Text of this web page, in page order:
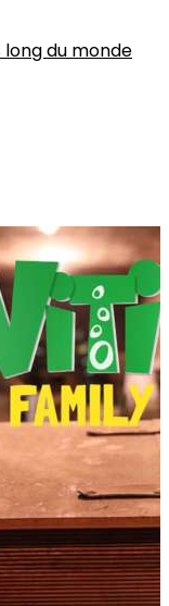
long du monde